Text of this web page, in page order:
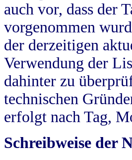
auch vor, dass der
vorgenommen
der derzeitigen
Verwendung der
dahinter zu
technischen
erfolgt nach Tag,
Schreibweise der